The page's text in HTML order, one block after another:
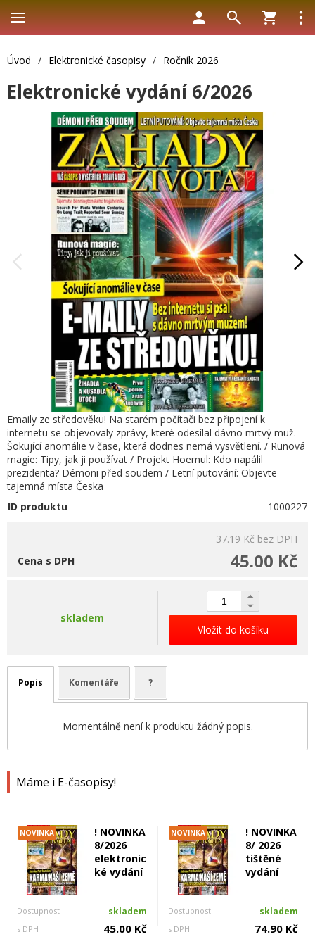
Máme i E-časopisy!
NOVINKA
! NOVINKA
8/2026
elektronic
ké vydání
Dostupnost skladem
s DPH 45.00 Kč
NOVINKA
! NOVINKA
8/ 2026
tištěné
vydání
Dostupnost skladem
s DPH 74.90 Kč
Úvod / Elektronické časopisy / Ročník 2026
Elektronické vydání 6/2026
Emaily ze středověku! Na starém počítači bez připojení k
internetu se objevovaly zprávy, které odesílal dávno mrtvý muž.
Šokující anomálie v čase, která dodnes nemá vysvětlení. / Runová
magie: Tipy, jak ji používat / Projekt Hoemul: Kdo napálil
prezidenta? Démoni před soudem / Letní putování: Objevte
tajemná místa Česka
ID produktu
1000227
37.19 Kč bez DPH
45.00 Kč
Cena s DPH
skladem
Vložit do košíku
Popis Komentáře ?
Momentálně není k produktu žádný popis.